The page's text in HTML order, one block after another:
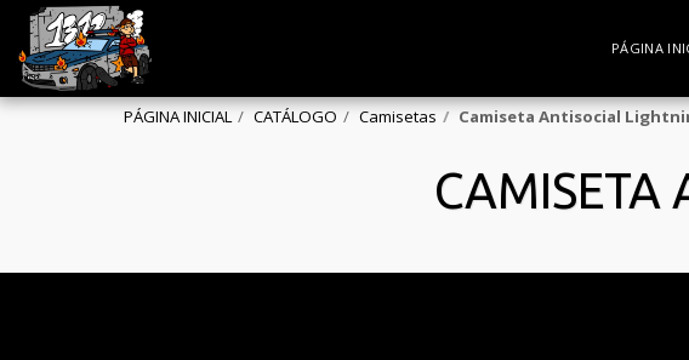
PÁGINA
PÁGINA INICIAL CATÁLOGO Camisetas Camiseta Antisocial
CAMISETA